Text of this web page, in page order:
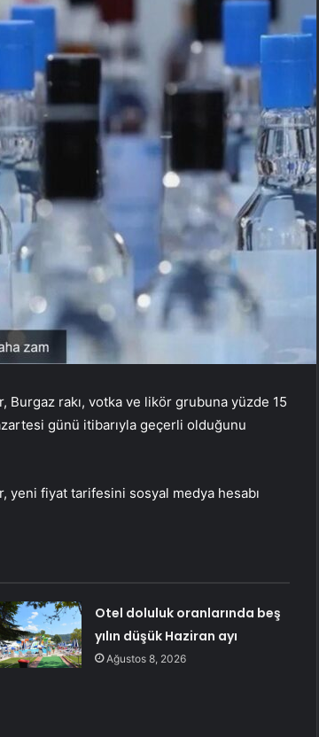
Burgaz rakı, votka ve likör grubuna yüzde 15
günü itibarıyla geçerli olduğunu
yeni fiyat tarifesini sosyal medya hesabı
Otel doluluk oranlarında beş
yılın düşük Haziran ayı
Ağustos 8, 2026